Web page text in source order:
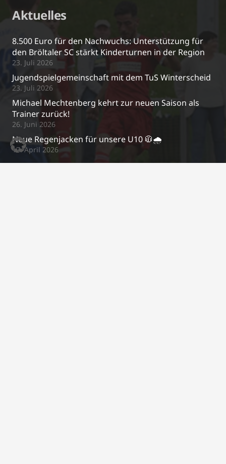
Aktuelles
8.500 Euro für den Nachwuchs: Unterstützung für
den Bröltaler SC stärkt Kinderturnen in der Region
23. Juli 2026
Jugendspielgemeinschaft mit dem TuS Winterscheid
23. Juli 2026
Michael Mechtenberg kehrt zur neuen Saison als
Trainer zurück!
26. Juni 2026
Neue Regenjacken für unsere U10 🧥🌧️
17. April 2026